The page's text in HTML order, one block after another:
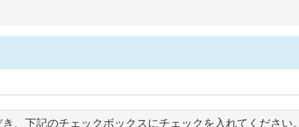
、下記のチェックボックスにチェックを入れてください。